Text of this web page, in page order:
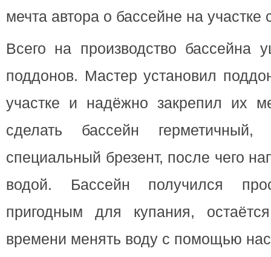
мечта автора о бассейне на участке
Всего на производство
поддонов. Мастер установил
участке и надёжно закрепил их
сделать бассейн
специальный брезент, после чего
водой. Бассейн получился
пригодным для купания,
времени менять воду с помощью